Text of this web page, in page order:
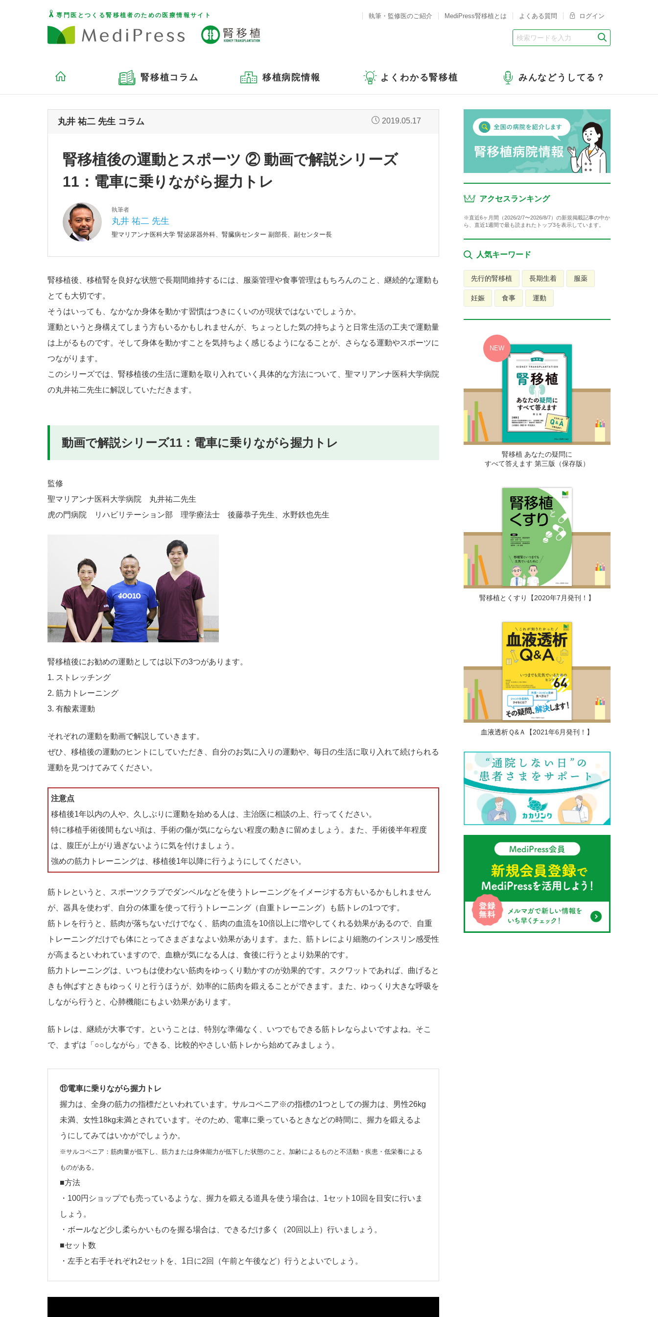
専門医とつくる腎移植者のための医療情報サイト
腎移植コラム 移植病院情報 よくわかる腎移植 みんなどうしてる？
執筆・監修医のご紹介 MediPress腎移植とは よくある質問 ログイン
丸井 祐二 先生 コラム 2019.05.17
腎移植後の運動とスポーツ ② 動画で解説シリーズ
11：電車に乗りながら握力トレ
執筆者
丸井 祐二 先生
聖マリアンナ医科大学 腎泌尿器外科、腎臓病センター 副部長、副センター長
腎移植後、移植腎を良好な状態で長期間維持するには、服薬管理や食事管理はもちろんのこと、継続的な運動も
とても大切です。
そうはいっても、なかなか身体を動かす習慣はつきにくいのが現状ではないでしょうか。
運動というと身構えてしまう方もいるかもしれませんが、ちょっとした気の持ちようと日常生活の工夫で運動量
は上がるものです。そして身体を動かすことを気持ちよく感じるようになることが、さらなる運動やスポーツに
つながります。
このシリーズでは、腎移植後の生活に運動を取り入れていく具体的な方法について、聖マリアンナ医科大学病院
の丸井祐二先生に解説していただきます。
動画で解説シリーズ11：電車に乗りながら握力トレ
監修
聖マリアンナ医科大学病院 丸井祐二先生
虎の門病院 リハビリテーション部 理学療法士 後藤恭子先生、水野鉄也先生
腎移植後にお勧めの運動としては以下の3つがあります。
1. ストレッチング
2. 筋力トレーニング
3. 有酸素運動
それぞれの運動を動画で解説していきます。
ぜひ、移植後の運動のヒントにしていただき、自分のお気に入りの運動や、毎日の生活に取り入れて続けられる
運動を見つけてみてください。
注意点
移植後1年以内の人や、久しぶりに運動を始める人は、主治医に相談の上、行ってください。
特に移植手術後間もない頃は、手術の傷が気にならない程度の動きに留めましょう。また、手術後半年程度
は、腹圧が上がり過ぎないように気を付けましょう。
強めの筋力トレーニングは、移植後1年以降に行うようにしてください。
筋トレというと、スポーツクラブでダンベルなどを使うトレーニングをイメージする方もいるかもしれません
が、器具を使わず、自分の体重を使って行うトレーニング（自重トレーニング）も筋トレの1つです。
筋トレを行うと、筋肉が落ちないだけでなく、筋肉の血流を10倍以上に増やしてくれる効果があるので、自重
トレーニングだけでも体にとってさまざまなよい効果があります。また、筋トレにより細胞のインスリン感受性
が高まるといわれていますので、血糖が気になる人は、食後に行うとより効果的です。
筋力トレーニングは、いつもは使わない筋肉をゆっくり動かすのが効果的です。スクワットであれば、曲げると
きも伸ばすときもゆっくりと行うほうが、効率的に筋肉を鍛えることができます。また、ゆっくり大きな呼吸を
しながら行うと、心肺機能にもよい効果があります。
筋トレは、継続が大事です。ということは、特別な準備なく、いつでもできる筋トレならよいですよね。そこ
で、まずは「○○しながら」できる、比較的やさしい筋トレから始めてみましょう。
⑪電車に乗りながら握力トレ
握力は、全身の筋力の指標だといわれています。サルコペニア※の指標の1つとしての握力は、男性26kg
未満、女性18kg未満とされています。そのため、電車に乗っているときなどの時間に、握力を鍛えるよ
うにしてみてはいかがでしょうか。
※サルコペニア：筋肉量が低下し、筋力または身体能力が低下した状態のこと。加齢によるものと不活動・疾患・低栄養による
ものがある。
■方法
・100円ショップでも売っているような、握力を鍛える道具を使う場合は、1セット10回を目安に行いま
しょう。
・ボールなど少し柔らかいものを握る場合は、できるだけ多く（20回以上）行いましょう。
■セット数
・左手と右手それぞれ2セットを、1日に2回（午前と午後など）行うとよいでしょう。
アクセスランキング
※直近6ヶ月間（2026/2/7〜2026/8/7）の新規掲載記事の中か
ら、直近1週間で最も読まれたトップ3を表示しています。
人気キーワード
先行的腎移植 長期生着 服薬
妊娠 食事 運動
腎移植 あなたの疑問に
すべて答えます 第三版（保存版）
腎移植とくすり【2020年7月発刊！】
血液透析Ｑ&Ａ【2021年6月発刊！】